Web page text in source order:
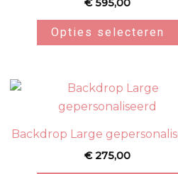
Opties selecteren
Backdrop Large
€275,00